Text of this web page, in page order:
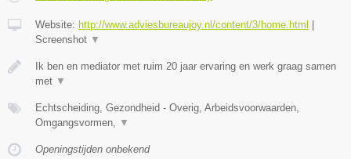
Website: http://www.adviesbureaujoy.nl/content/3/home.html
Screenshot ▼
Ik ben en mediator met ruim 20 jaar ervaring en werk graag samen
met ▼
Echtscheiding, Gezondheid - Overig, Arbeidsvoorwaarden,
Omgangsvormen, ▼
Openingstijden onbekend